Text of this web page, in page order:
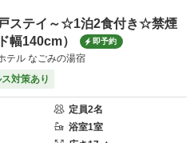
ステイ～☆1泊2食付き☆禁煙
幅140cm）
即予約
テル なごみの湯宿
対策あり
定員2名
浴室1室